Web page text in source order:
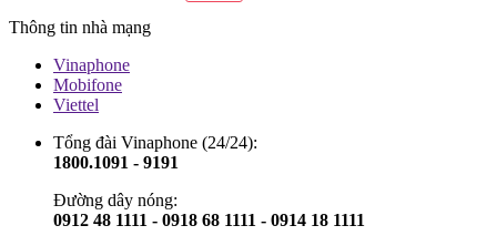
Thông tin nhà mạng
Vinaphone
Mobifone
Viettel
Tổng đài Vinaphone (24/24):
1800.1091 - 9191
Đường dây nóng:
0912 48 1111 - 0918 68 1111 - 0914 18 1111